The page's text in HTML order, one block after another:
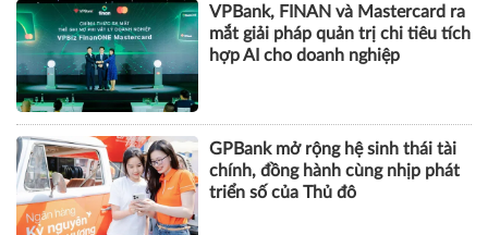
VPBank, FINAN và Mastercard ra
mắt giải pháp quản trị chi tiêu tích
hợp AI cho doanh nghiệp
GPBank mở rộng hệ sinh thái tài
chính, đồng hành cùng nhịp phát
triển số của Thủ đô